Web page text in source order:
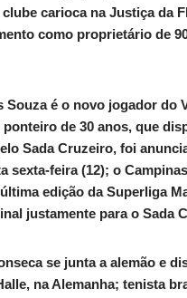
carioca na Justiça da
como proprietário de
Souza é o novo jogador do
de 30 anos, que
Sada Cruzeiro, foi
sexta-feira (12); o
edição da Superliga
justamente para o Sada
se junta a alemão e
na Alemanha; tenista